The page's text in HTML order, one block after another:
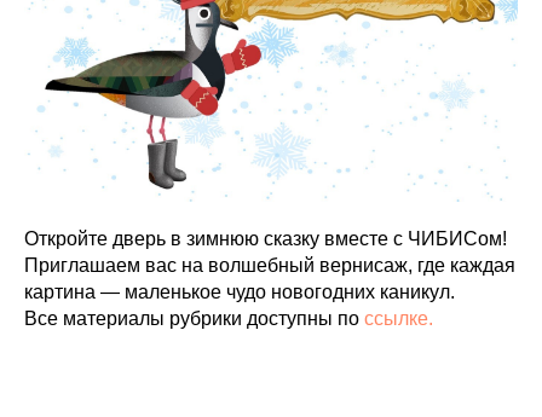
Откройте дверь в зимнюю сказку вместе с ЧИБИСом!
Приглашаем вас на волшебный вернисаж, где каждая
картина — маленькое чудо новогодних каникул.
Все материалы рубрики доступны по ссылке.